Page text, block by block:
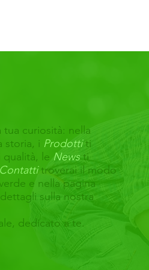
tua curiosità: nella
storia, i Prodotti ti
le Newsti
Contattitroverai il modo
e nella pagina
sulla nostra
dedicato a te.